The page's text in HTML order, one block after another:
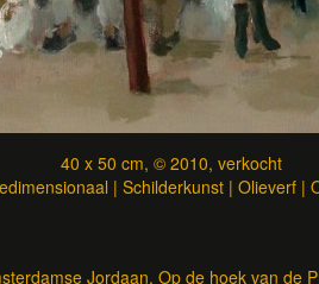
40 x 50 cm, © 2010, verkocht
| Schilderkunst | Olieverf |
Jordaan. Op de hoek van de